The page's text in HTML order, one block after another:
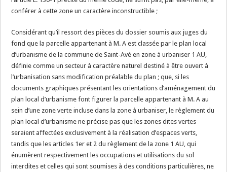
conférer à cette zone un caractère inconstructible ;
Considérant qu’il ressort des pièces du dossier soumis aux juges du
fond que la parcelle appartenant à M. A est classée par le plan local
d’urbanisme de la commune de Saint-Avé en zone à urbaniser 1 AU,
définie comme un secteur à caractère naturel destiné à être ouvert à
l’urbanisation sans modification préalable du plan ; que, si les
documents graphiques présentant les orientations d’aménagement du
plan local d’urbanisme font figurer la parcelle appartenant à M. A au
sein d’une zone verte incluse dans la zone à urbaniser, le règlement du
plan local d’urbanisme ne précise pas que les zones dites vertes
seraient affectées exclusivement à la réalisation d’espaces verts,
tandis que les articles 1er et 2 du règlement de la zone 1 AU, qui
énumèrent respectivement les occupations et utilisations du sol
interdites et celles qui sont soumises à des conditions particulières, ne